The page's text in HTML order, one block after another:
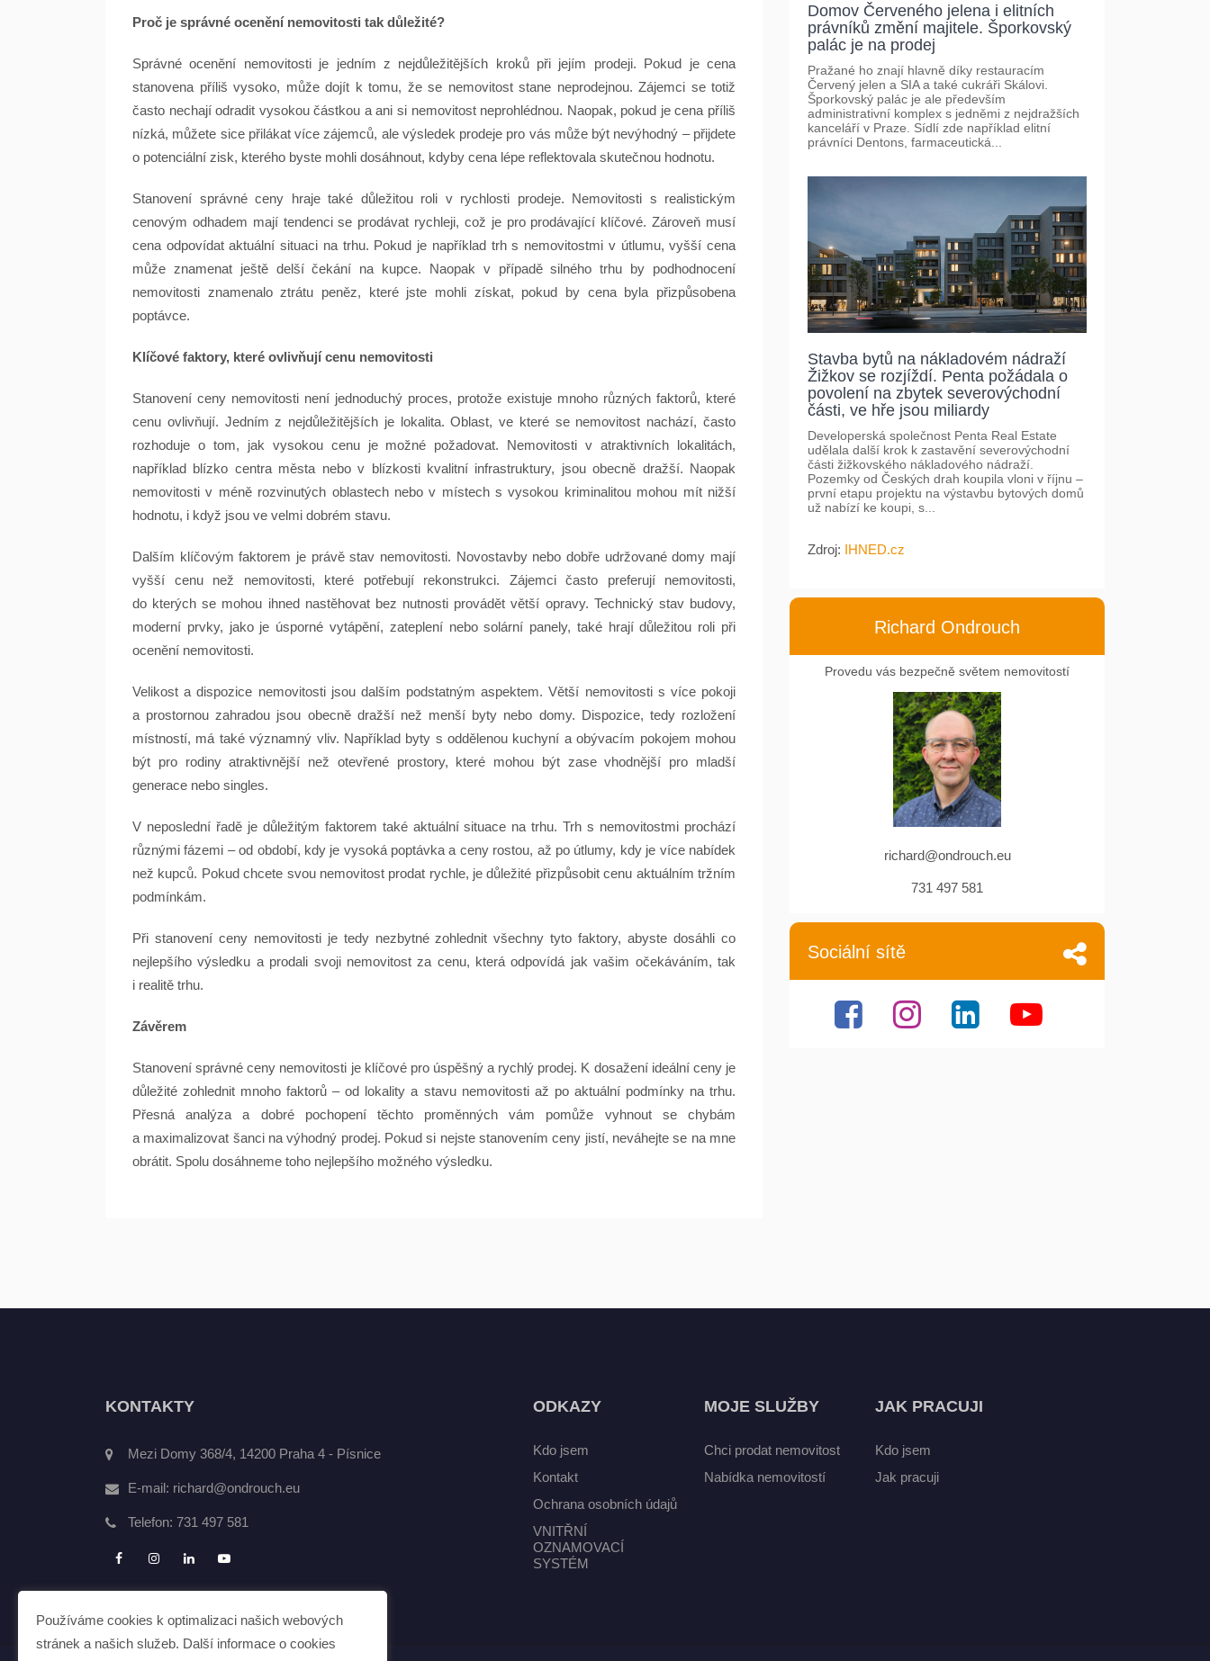
Proč je správné ocenění nemovitosti tak důležité?
Správné ocenění nemovitosti je jedním z nejdůležitějších kroků při jejím prodeji. Pokud je cena
stanovena příliš vysoko, může dojít k tomu, že se nemovitost stane neprodejnou. Zájemci se totiž
často nechají odradit vysokou částkou a ani si nemovitost neprohlédnou. Naopak, pokud je cena příliš
nízká, můžete sice přilákat více zájemců, ale výsledek prodeje pro vás může být nevýhodný – přijdete
o potenciální zisk, kterého byste mohli dosáhnout, kdyby cena lépe reflektovala skutečnou hodnotu.
Stanovení správné ceny hraje také důležitou roli v rychlosti prodeje. Nemovitosti s realistickým
cenovým odhadem mají tendenci se prodávat rychleji, což je pro prodávající klíčové. Zároveň musí
cena odpovídat aktuální situaci na trhu. Pokud je například trh s nemovitostmi v útlumu, vyšší cena
může znamenat ještě delší čekání na kupce. Naopak v případě silného trhu by podhodnocení
nemovitosti znamenalo ztrátu peněz, které jste mohli získat, pokud by cena byla přizpůsobena
poptávce.
Klíčové faktory, které ovlivňují cenu nemovitosti
Stanovení ceny nemovitosti není jednoduchý proces, protože existuje mnoho různých faktorů, které
cenu ovlivňují. Jedním z nejdůležitějších je lokalita. Oblast, ve které se nemovitost nachází, často
rozhoduje o tom, jak vysokou cenu je možné požadovat. Nemovitosti v atraktivních lokalitách,
například blízko centra města nebo v blízkosti kvalitní infrastruktury, jsou obecně dražší. Naopak
nemovitosti v méně rozvinutých oblastech nebo v místech s vysokou kriminalitou mohou mít nižší
hodnotu, i když jsou ve velmi dobrém stavu.
Dalším klíčovým faktorem je právě stav nemovitosti. Novostavby nebo dobře udržované domy mají
vyšší cenu než nemovitosti, které potřebují rekonstrukci. Zájemci často preferují nemovitosti,
do kterých se mohou ihned nastěhovat bez nutnosti provádět větší opravy. Technický stav budovy,
moderní prvky, jako je úsporné vytápění, zateplení nebo solární panely, také hrají důležitou roli při
ocenění nemovitosti.
Velikost a dispozice nemovitosti jsou dalším podstatným aspektem. Větší nemovitosti s více pokoji
a prostornou zahradou jsou obecně dražší než menší byty nebo domy. Dispozice, tedy rozložení
místností, má také významný vliv. Například byty s oddělenou kuchyní a obývacím pokojem mohou
být pro rodiny atraktivnější než otevřené prostory, které mohou být zase vhodnější pro mladší
generace nebo singles.
V neposlední řadě je důležitým faktorem také aktuální situace na trhu. Trh s nemovitostmi prochází
různými fázemi – od období, kdy je vysoká poptávka a ceny rostou, až po útlumy, kdy je více nabídek
než kupců. Pokud chcete svou nemovitost prodat rychle, je důležité přizpůsobit cenu aktuálním tržním
podmínkám.
Při stanovení ceny nemovitosti je tedy nezbytné zohlednit všechny tyto faktory, abyste dosáhli co
nejlepšího výsledku a prodali svoji nemovitost za cenu, která odpovídá jak vašim očekáváním, tak
i realitě trhu.
Závěrem
Stanovení správné ceny nemovitosti je klíčové pro úspěšný a rychlý prodej. K dosažení ideální ceny je
důležité zohlednit mnoho faktorů – od lokality a stavu nemovitosti až po aktuální podmínky na trhu.
Přesná analýza a dobré pochopení těchto proměnných vám pomůže vyhnout se chybám
a maximalizovat šanci na výhodný prodej. Pokud si nejste stanovením ceny jistí, neváhejte se na mne
obrátit. Spolu dosáhneme toho nejlepšího možného výsledku.
Domov Červeného jelena i elitních
právníků změní majitele. Šporkovský
palác je na prodej
Pražané ho znají hlavně díky restauracím
Červený jelen a SIA a také cukráři Skálovi.
Šporkovský palác je ale především
administrativní komplex s jedněmi z nejdražších
kanceláří v Praze. Sídlí zde například elitní
právníci Dentons, farmaceutická...
Stavba bytů na nákladovém nádraží
Žižkov se rozjíždí. Penta požádala o
povolení na zbytek severovýchodní
části, ve hře jsou miliardy
Developerská společnost Penta Real Estate
udělala další krok k zastavění severovýchodní
části žižkovského nákladového nádraží.
Pozemky od Českých drah koupila vloni v říjnu –
první etapu projektu na výstavbu bytových domů
už nabízí ke koupi, s...
Zdroj: IHNED.cz
Richard Ondrouch
Provedu vás bezpečně světem nemovitostí
richard@ondrouch.eu
731 497 581
Sociální sítě
KONTAKTY
Mezi Domy 368/4, 14200 Praha 4 - Písnice
E-mail: richard@ondrouch.eu
Telefon: 731 497 581
ODKAZY
Kdo jsem
Kontakt
Ochrana osobních údajů
VNITŘNÍ
OZNAMOVACÍ
SYSTÉM
MOJE SLUŽBY
Chci prodat nemovitost
Nabídka nemovitostí
JAK PRACUJI
Kdo jsem
Jak pracuji
Používáme cookies k optimalizaci našich webových
stránek a našich služeb. Další informace o cookies